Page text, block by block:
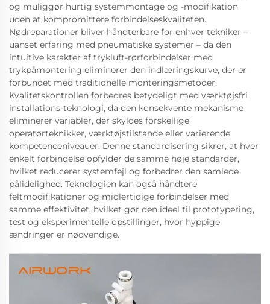
og muliggør hurtig systemmontage og -modifikation
uden at kompromittere forbindelseskvaliteten.
Nødreparationer bliver håndterbare for enhver tekniker –
uanset erfaring med pneumatiske systemer – da den
intuitive karakter af trykluft-rørforbindelser med
trykpåmontering eliminerer den indlæringskurve, der er
forbundet med traditionelle monteringsmetoder.
Kvalitetskontrollen forbedres betydeligt med værktøjsfri
installations-teknologi, da den konsekvente mekanisme
eliminerer variabler, der skyldes forskellige
operatørteknikker, værktøjstilstande eller varierende
kompetenceniveauer. Denne standardisering sikrer, at hver
enkelt forbindelse opfylder de samme høje standarder,
hvilket reducerer systemfejl og forbedrer den samlede
pålidelighed. Teknologien kan også håndtere
feltmodifikationer og midlertidige forbindelser med
samme effektivitet, hvilket gør den ideel til prototypering,
test og eksperimentelle opstillinger, hvor hyppige
ændringer er nødvendige.